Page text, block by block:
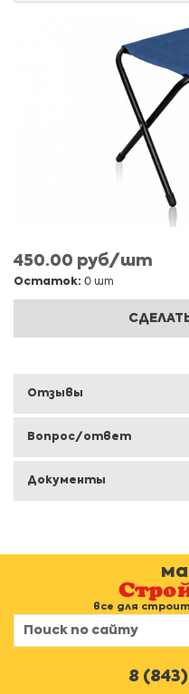
450.00 руб/шт
Остаток: 0 шт
Отзывы
Вопрос/ответ
Документы
все для
8